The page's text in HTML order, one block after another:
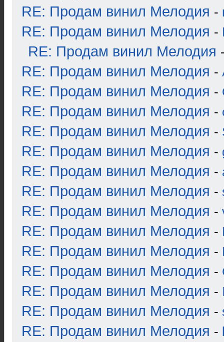
RE: Продам винил Мелодия -
RE: Продам винил Мелодия -
RE: Продам винил Мелодия
RE: Продам винил Мелодия -
RE: Продам винил Мелодия -
RE: Продам винил Мелодия -
RE: Продам винил Мелодия -
RE: Продам винил Мелодия -
RE: Продам винил Мелодия -
RE: Продам винил Мелодия -
RE: Продам винил Мелодия -
RE: Продам винил Мелодия -
RE: Продам винил Мелодия -
RE: Продам винил Мелодия -
RE: Продам винил Мелодия -
RE: Продам винил Мелодия -
RE: Продам винил Мелодия -